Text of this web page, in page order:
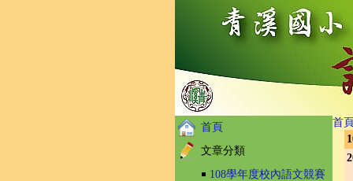
首頁
文章分類
￭ 108學年度校內語文競賽
首頁